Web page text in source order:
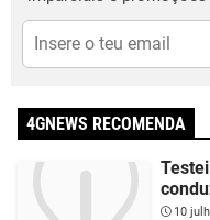
4GNEWS RECOMENDA
10